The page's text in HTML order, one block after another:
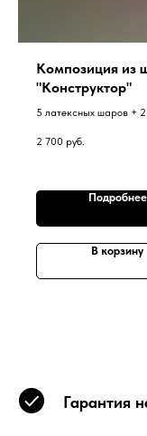
Композиция из
"Конструктор"
5 латексных шаров + 2
фонтане на грузике.
2 700 руб.
Подробнее
В корзину
Гарантия